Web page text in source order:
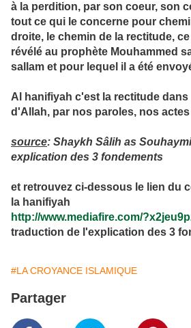
à la perdition, par son coeur, son
tout ce qui le concerne pour
droite, le chemin de la rectitude,
révélé au prophète Mouhammed
sallam et pour lequel il a été
Al hanifiyah c'est la rectitude
d'Allah, par nos paroles, nos
source: Shaykh Sâlih as
explication des 3 fondements
et retrouvez ci-dessous le lien du
la hanifiyah
http://www.mediafire.com/
traduction de l'explication des 3
#LA CROYANCE ISLAMIQUE
Partager